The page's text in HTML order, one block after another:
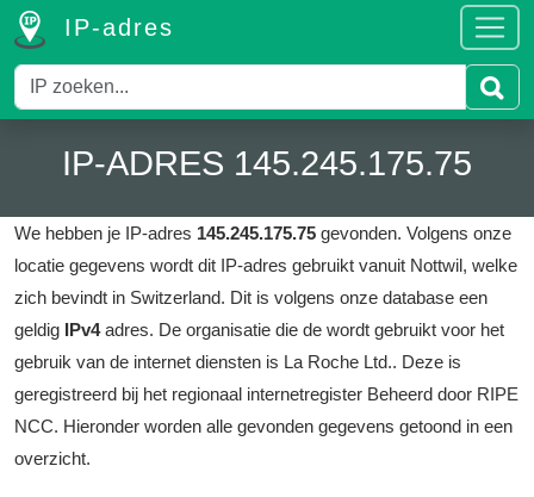
IP-adres
IP-ADRES 145.245.175.75
We hebben je IP-adres 145.245.175.75 gevonden. Volgens onze
locatie gegevens wordt dit IP-adres gebruikt vanuit Nottwil, welke
zich bevindt in Switzerland. Dit is volgens onze database een
geldig IPv4adres. De organisatie die de wordt gebruikt voor het
gebruik van de internet diensten is La Roche Ltd.. Deze is
geregistreerd bij het regionaal internetregister Beheerd door RIPE
NCC. Hieronder worden alle gevonden gegevens getoond in een
overzicht.